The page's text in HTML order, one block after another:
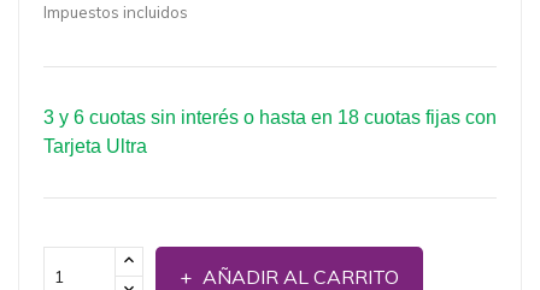
Impuestos incluidos
3 y 6 cuotas sin interés o hasta en 18 cuotas fijas con
Tarjeta Ultra
AÑADIR AL CARRITO